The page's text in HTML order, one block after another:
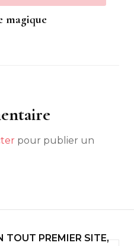
magique
pour publier un
TOUT PREMIER SITE,